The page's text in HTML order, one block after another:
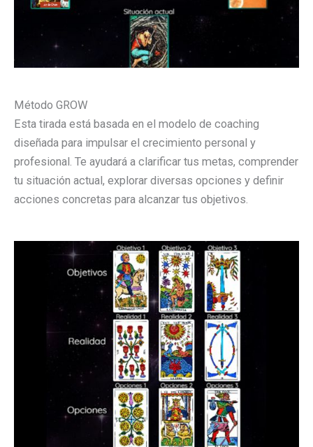
Método GROW
Esta tirada está basada en el modelo de coaching
diseñada para impulsar el crecimiento personal y
profesional. Te ayudará a clarificar tus metas, comprender
tu situación actual, explorar diversas opciones y definir
acciones concretas para alcanzar tus objetivos.